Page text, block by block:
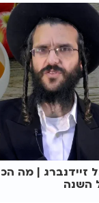
זיידנברג | מה
השנה